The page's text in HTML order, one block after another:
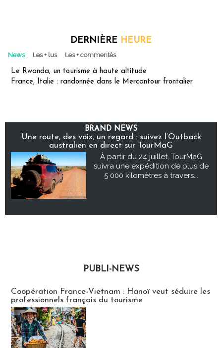
DERNIÈRE HEURE
News Les + lus Les + commentés
Le Rwanda, un tourisme à haute altitude
France, Italie : randonnée dans le Mercantour frontalier
BRAND NEWS
Une route, des voix, un regard : suivez l’Outback
australien en direct sur TourMaG
À partir du 24 juillet, TourMaG
suivra une expédition de plus de
5 000 kilomètres à travers...
PUBLI-NEWS
Coopération France-Vietnam : Hanoï veut séduire les
professionnels français du tourisme